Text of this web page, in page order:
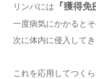
リンパには 『獲得免
一度病気にかかると
次に体内に侵入して
これを応用してつく